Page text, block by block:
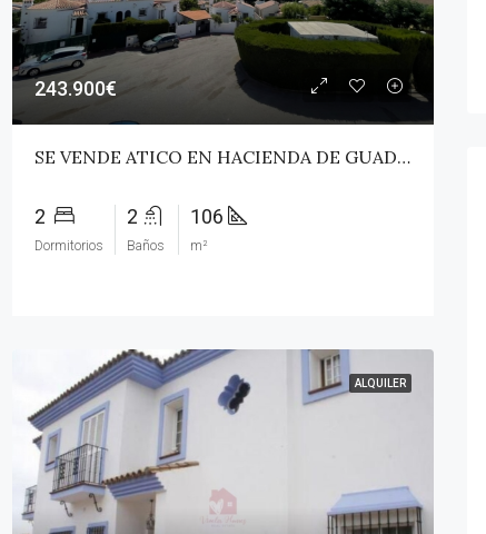
243.900€
SE VENDE ATICO EN HACIENDA DE GUADALUPE
2
Dormitorios
2
Baños
106
m²
ALQUILER
Por275.000€
Pueblo Nuevo